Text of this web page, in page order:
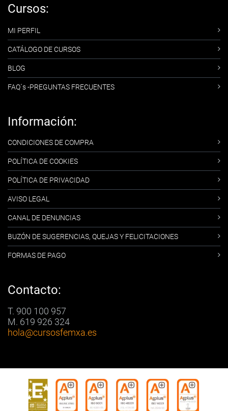
Cursos:
MI PERFIL
CATÁLOGO DE CURSOS
BLOG
FAQ´s -PREGUNTAS FRECUENTES
Información:
CONDICIONES DE COMPRA
POLÍTICA DE COOKIES
POLÍTICA DE PRIVACIDAD
AVISO LEGAL
CANAL DE DENUNCIAS
BUZÓN DE SUGERENCIAS, QUEJAS Y FELICITACIONES
FORMAS DE PAGO
Contacto:
T. 900 100 957
M. 619 926 324
hola@cursosfemxa.es